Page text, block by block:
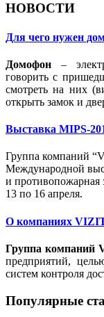
НОВОСТИ
Для чего нужен
Домофон –
говорить с
смотреть на них
открыть замок и
Выставка MIPS-
Группа компаний
Международной
и
13 по 16 апреля.
О компаниях
Группа компаний
предприятий,
систем контроля
Популярные